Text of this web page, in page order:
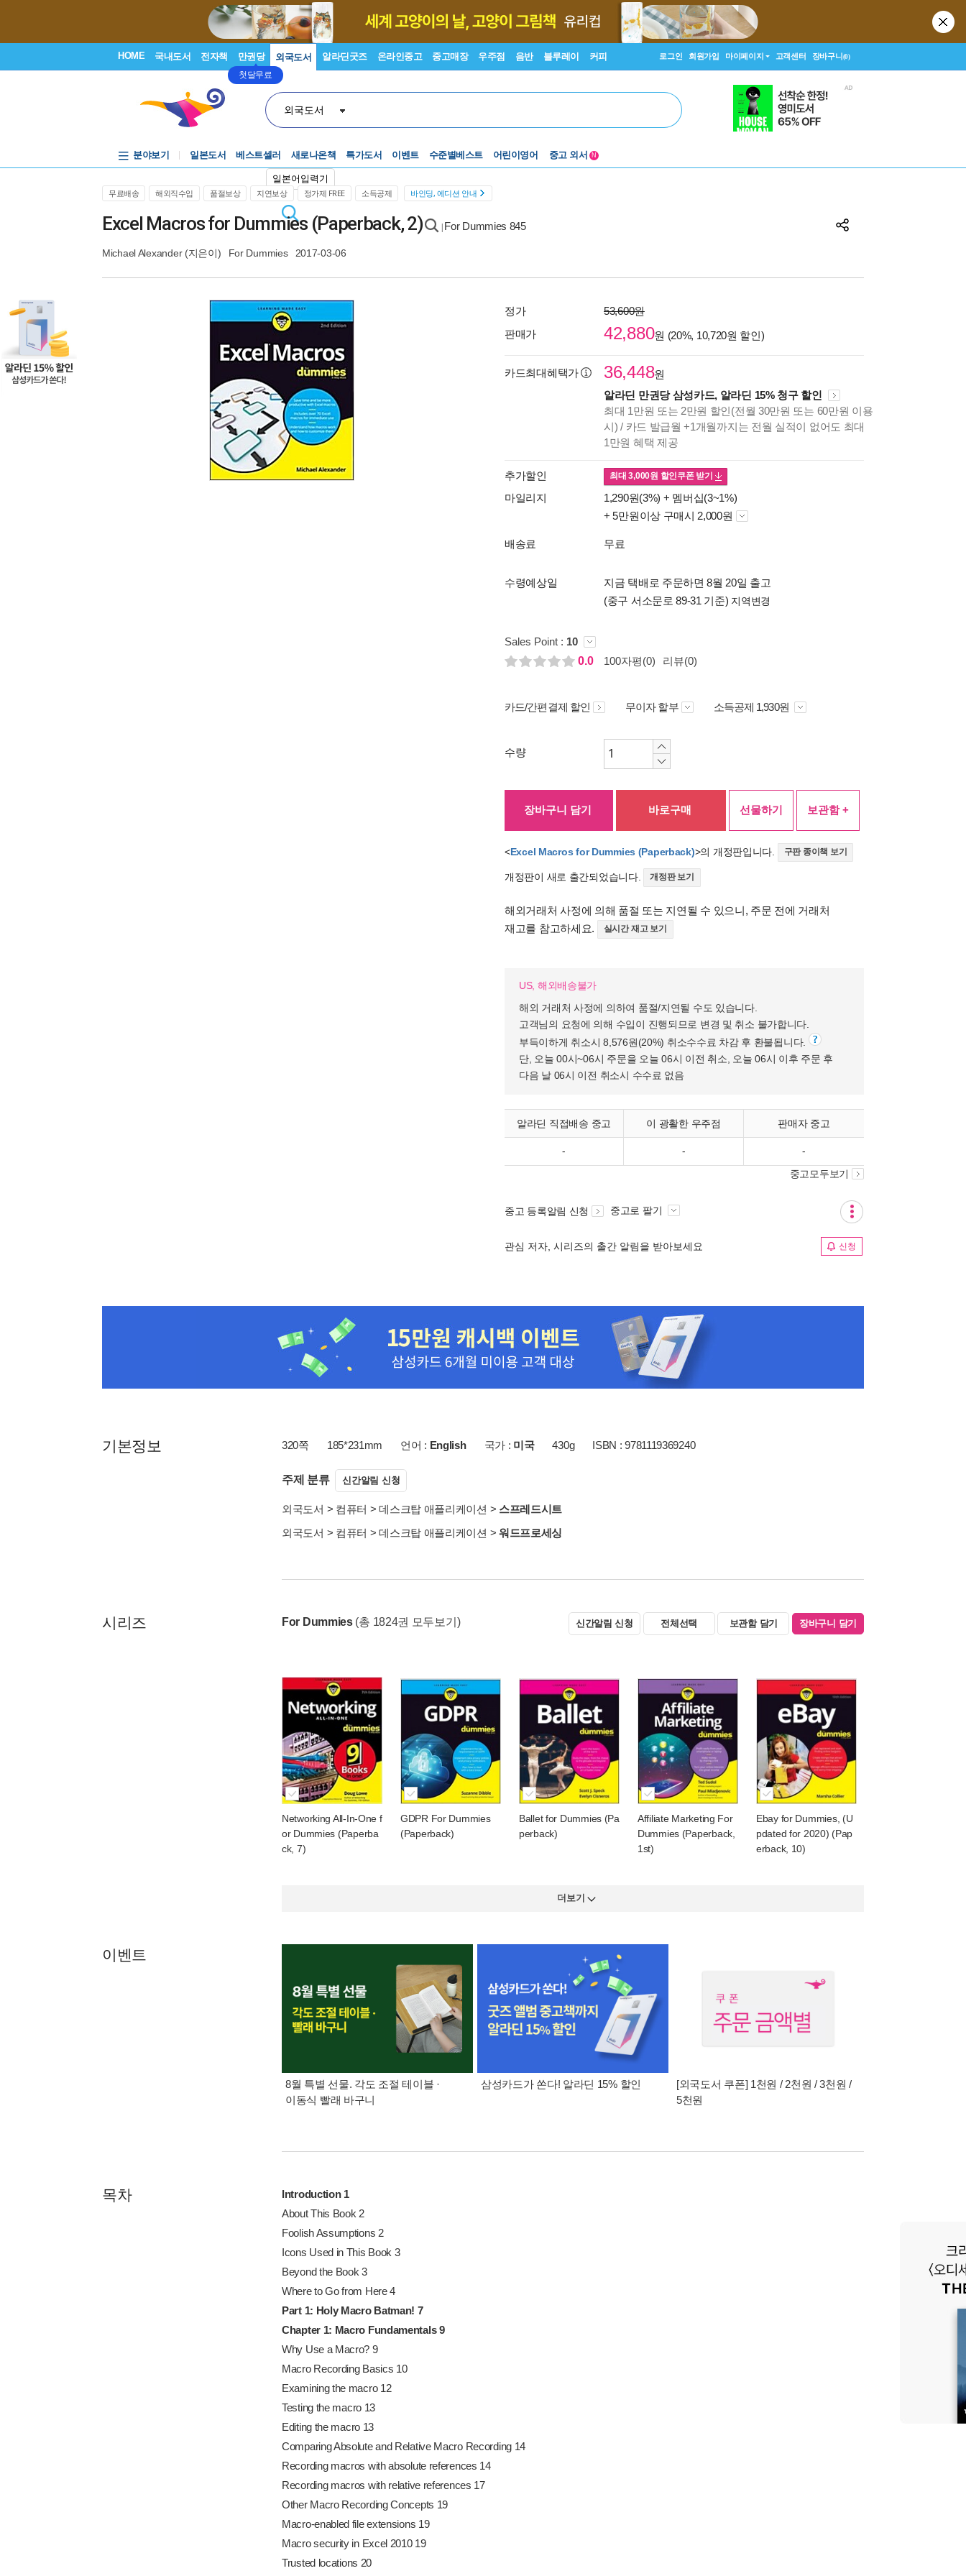
HOME 국내도서 전자책 만권당
첫달무료
외국도서 알라딘굿즈 온라인중고 중고매장 우주점 음반 블루레이 커피 로그인 회원가입 마이페이지 고객센터 장바구니(0)
외국도서
일본어입력기
분야보기 일본도서 베스트셀러 새로나온책 특가도서 이벤트
수준별베스트
수준별베스트
어린이영어
중고 외서
N
무료배송 해외직수입 품절보상 지연보상 정가제 FREE 소득공제 바인딩, 에디션 안내
Excel Macros for Dummies (Paperback, 2) For Dummies 845
Michael Alexander(지은이) For Dummies 2017-03-06
정가
53,600원
판매가
42,880원 (20%, 10,720원 할인)
카드최대혜택가 36,448원
알라딘 만권당 삼성카드, 알라딘 15% 청구 할인
최대 1만원 또는 2만원 할인(전월 30만원 또는 60만원 이용
시) / 카드 발급월 +1개월까지는 전월 실적이 없어도 최대
1만원 혜택 제공
추가할인 최대3,000원 할인쿠폰 받기
마일리지 1,290원(3%) + 멤버십(3~1%)
+ 5만원이상 구매시 2,000원
배송료 무료
수령예상일
지금 택배로 주문하면 8월 20일 출고
(중구 서소문로 89-31 기준) 지역변경
Sales Point : 10
0.0
100자평(0) 리뷰(0)
카드/간편결제 할인 무이자 할부 소득공제 1,930원
수량
장바구니 담기 바로구매 선물하기 보관함 +
<Excel Macros for Dummies (Paperback)>의 개정판입니다. 구판 종이책 보기
개정판이 새로 출간되었습니다. 개정판 보기
해외거래처 사정에 의해 품절 또는 지연될 수 있으니, 주문 전에 거래처
재고를 참고하세요.
실시간 재고 보기
US, 해외배송불가
해외 거래처 사정에 의하여 품절/지연될 수도 있습니다.
고객님의 요청에 의해 수입이 진행되므로 변경 및 취소 불가합니다.
부득이하게 취소시 8,576원(20%) 취소수수료 차감 후 환불됩니다.
단, 오늘 00시~06시 주문을 오늘 06시 이전 취소, 오늘 06시 이후 주문 후
다음 날 06시 이전 취소시 수수료 없음
알라딘 직접배송 중고 이 광활한 우주점 판매자 중고
- - -
중고모두보기
중고 등록알림 신청 중고로 팔기
관심 저자, 시리즈의 출간 알림을 받아보세요 신청
기본정보 320쪽 185*231mm 언어 : English 국가 : 미국 430g ISBN : 9781119369240
주제 분류 신간알림 신청
외국도서 > 컴퓨터 >데스크탑 애플리케이션 > 스프레드시트
외국도서 > 컴퓨터 >데스크탑 애플리케이션 > 워드프로세싱
시리즈 For Dummies (총 1824권 모두보기) 신간알림 신청 전체선택 보관함 담기 장바구니 담기
Networking All-In-One f
or Dummies (Paperba
ck, 7)
GDPR For Dummies
(Paperback)
Ballet for Dummies (Pa
perback)
Affiliate Marketing For
Dummies (Paperback,
1st)
Ebay for Dummies, (U
pdated for 2020) (Pap
erback, 10)
더보기
이벤트
8월 특별 선물. 각도 조절 테이블 ·
이동식 빨래 바구니
삼성카드가 쏜다! 알라딘 15% 할인
[외국도서 쿠폰] 1천원 / 2천원 / 3천원 /
5천원
목차
Introduction 1
About This Book 2
Foolish Assumptions 2
Icons Used in This Book 3
Beyond the Book 3
Where to Go from Here 4
Part 1: Holy Macro Batman! 7
Chapter 1: Macro Fundamentals9
Why Use a Macro? 9
Macro Recording Basics 10
Examining the macro 12
Testing the macro 13
Editing the macro 13
Comparing Absolute and Relative Macro Recording 14
Recording macros with absolute references 14
Recording macros with relative references 17
Other Macro Recording Concepts 19
Macro-enabled file extensions 19
Macro security in Excel 2010 19
Trusted locations 20